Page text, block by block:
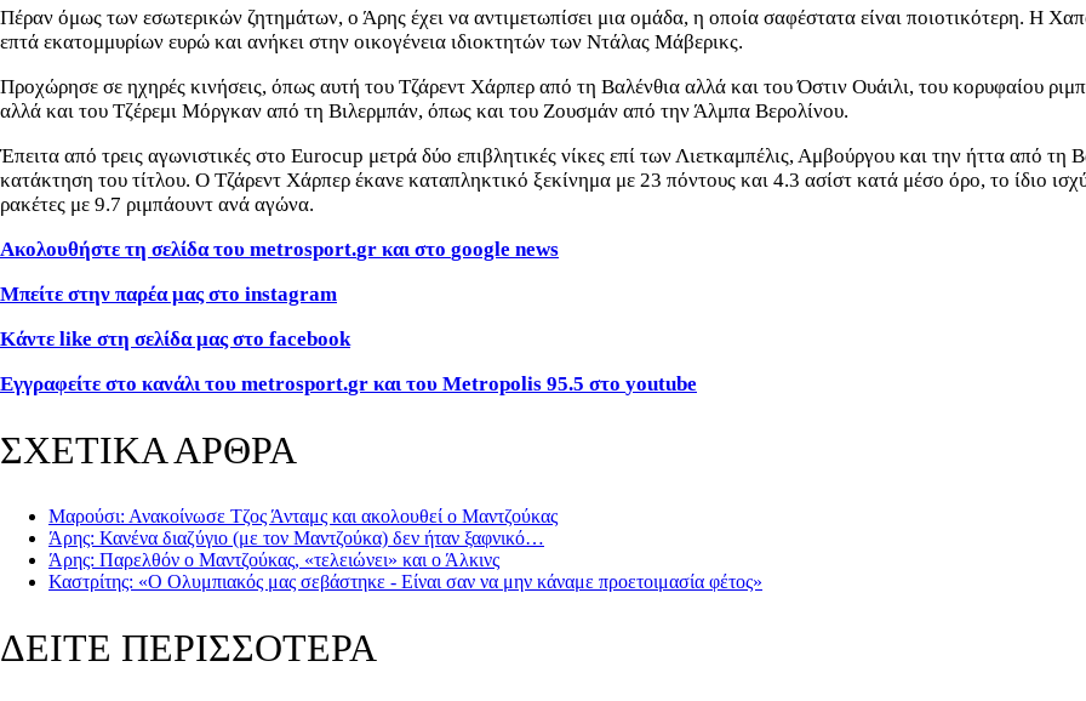
Πέραν όμως των εσωτερικών ζητημάτων, ο Άρης έχει να αντιμετωπίσει μια ομάδα, η οποία σαφέστατα είναι ποιοτικότερη. Η
επτά εκατομμυρίων ευρώ και ανήκει στην οικογένεια ιδιοκτητών των Ντάλας Μάβερικς.
Προχώρησε σε ηχηρές κινήσεις, όπως αυτή του Τζάρεντ Χάρπερ από τη Βαλένθια αλλά και του Όστιν Ουάιλι, του κορυφαίου
αλλά και του Τζέρεμι Μόργκαν από τη Βιλερμπάν, όπως και του Ζουσμάν από την Άλμπα Βερολίνου.
Έπειτα από τρεις αγωνιστικές στο Eurocup μετρά δύο επιβλητικές νίκες επί των Λιετκαμπέλις, Αμβούργου και την ήττα από τη
κατάκτηση του τίτλου. Ο Τζάρεντ Χάρπερ έκανε καταπληκτικό ξεκίνημα με 23 πόντους και 4.3 ασίστ κατά μέσο όρο, το ίδιο
ρακέτες με 9.7 ριμπάουντ ανά αγώνα.
Ακολουθήστε τη σελίδα του metrosport.gr και στο google news
Μπείτε στην παρέα μας στο instagram
Κάντε like στη σελίδα μας στο facebook
Εγγραφείτε στο κανάλι του metrosport.gr και του Metropolis 95.5 στο youtube
ΣΧΕΤΙΚΑ ΑΡΘΡΑ
Μαρούσι: Ανακοίνωσε Τζος Άνταμς και ακολουθεί ο Μαντζούκας
Άρης: Κανένα διαζύγιο (με τον Μαντζούκα) δεν ήταν ξαφνικό…
Άρης: Παρελθόν ο Μαντζούκας, «τελειώνει» και ο Άλκινς
Καστρίτης: «Ο Ολυμπιακός μας σεβάστηκε - Είναι σαν να μην κάναμε προετοιμασία φέτος»
ΔΕΙΤΕ ΠΕΡΙΣΣΟΤΕΡΑ